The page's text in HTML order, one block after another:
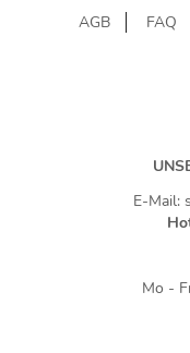
AGB FAQ
E-Mail:
Mo -